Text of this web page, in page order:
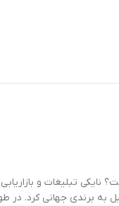
تبلیغات و
به برندی جهانی کرد. در